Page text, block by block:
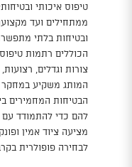
טיפוס איכותי
ממתחילים ועד
ובטיחות בלתי
הכוללים רתמות
צורות וגדלים,
המותג משקיע במחקר
הבטיחות המחמירים
להם כדי להתמודד עם
מציעה ציוד אמין
לבחירה פופולרית